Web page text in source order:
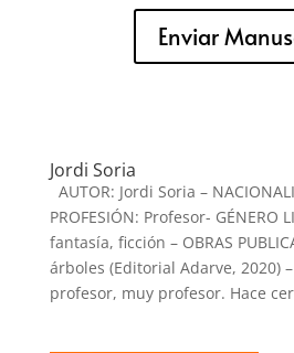
Enviar
Jordi Soria
AUTOR: Jordi Soria –
PROFESIÓN: Profesor- GÉNERO
fantasía, ficción – OBRAS
árboles (Editorial Adarve, 2020)
profesor, muy profesor. Hace